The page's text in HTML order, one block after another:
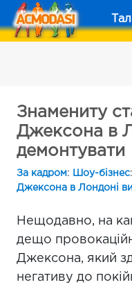
Знамениту
Джексона в
демонтувати
За кадром: Шоу-бізнес:
Джексона в Лондоні
Нещодавно, на
дещо
Джексона, який
негативу до